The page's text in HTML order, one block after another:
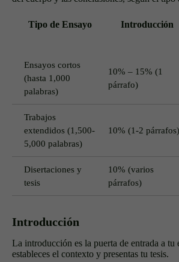
Tipo de Ensayo Introducción
Ensayos cortos
(hasta 1,000
palabras)
10% – 15% (1
párrafo)
Trabajos
extendidos (1,500-
5,000 palabras)
10% (1-2 párrafos)
Disertaciones y
tesis
10% (varios
párrafos)
Introducción
La introducción es la puerta de entrada a tu
estableces el contexto y presentas tu tesis.